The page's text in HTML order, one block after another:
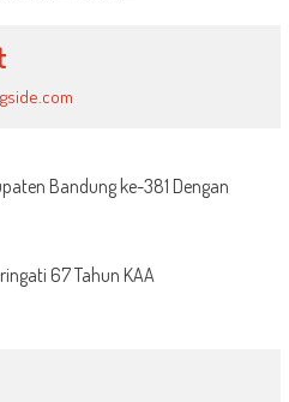
Bandung ke-381 Dengan
67 Tahun KAA